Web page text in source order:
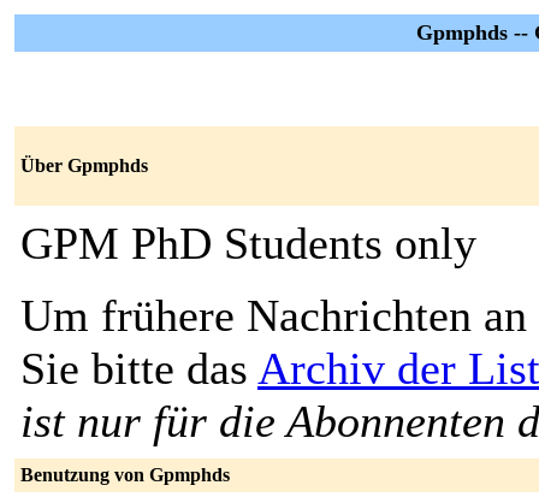
Gpmphds --
Über Gpmphds
GPM PhD Students only
Um frühere Nachrichten an
Sie bitte das Archiv der
ist nur für die Abonnenten
Benutzung von Gpmphds